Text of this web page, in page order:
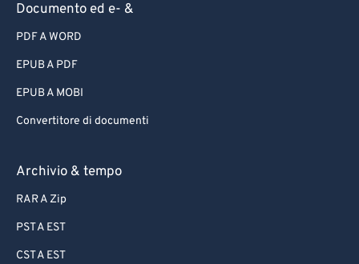
Documento ed e- &
PDF A WORD
EPUB A PDF
EPUB A MOBI
Convertitore di documenti
Archivio & tempo
RAR A Zip
PST A EST
CST A EST